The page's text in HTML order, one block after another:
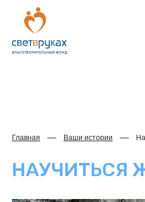
Главная Ваши истории
НАУЧИТЬСЯ